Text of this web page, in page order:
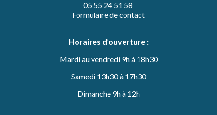
05 55 24 51 58
Formulaire de contact
Horaires d’ouverture :
Mardi au vendredi 9h à 18h30
Samedi 13h30 à 17h30
Dimanche 9h à 12h